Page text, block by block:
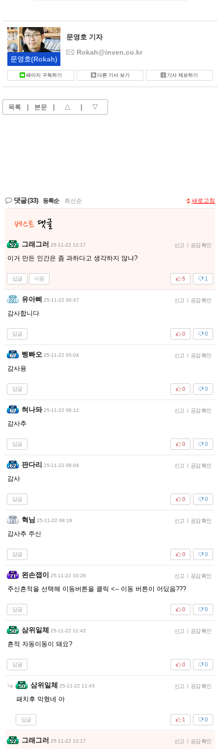
문영호(Rokah)
문영호 기자
Rokah@inven.co.kr
페이지 구독하기 다른 기사 보기 기사 제보하기
목록 | 본문 | △ | ▽
댓글(33) 등록순 최신순 새로고침
그래그러 25-11-22 12:17 신고 | 공감 확인
이거 만든 인간은 좀 과하다고 생각하지 않냐?
답글 이동 1
5
유아삐 25-11-22 00:47 신고 | 공감 확인
감사합니다
답글 0
0
삥빠오 25-11-22 05:04 신고 | 공감 확인
감사용
답글 0
0
혀나돠 25-11-22 06:12 신고 | 공감 확인
감사추
답글 0
0
판다리 25-11-22 08:04 신고 | 공감 확인
감사
답글 0
0
혁님 25-11-22 08:18 신고 | 공감 확인
감사추 주신
답글 0
0
왼손잽이 25-11-22 10:26 신고 | 공감 확인
주신흔적을 선택해 이동버튼을 클릭 <-- 이동 버튼이 어딨음???
답글 0
0
삼위일체 25-11-22 11:42 신고 | 공감 확인
흔적 자동이동이 돼요?
답글 0
0
삼위일체 25-11-22 11:43 신고 | 공감 확인
패치후 막혔네 아
답글 0
1
그래그러 25-11-22 12:17 신고 | 공감 확인